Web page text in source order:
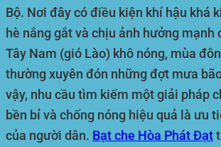
Bộ. Nơi đây có điều kiện khí hậu khá
hè nắng gắt và chịu ảnh hưởng mạnh
Tây Nam (gió Lào) khô nóng, mùa
thường xuyên đón những đợt mưa
vậy, nhu cầu tìm kiếm một giải pháp
bền bỉ và chống nóng hiệu quả là ưu
của người dân. Bạt che Hòa Phát Đạt